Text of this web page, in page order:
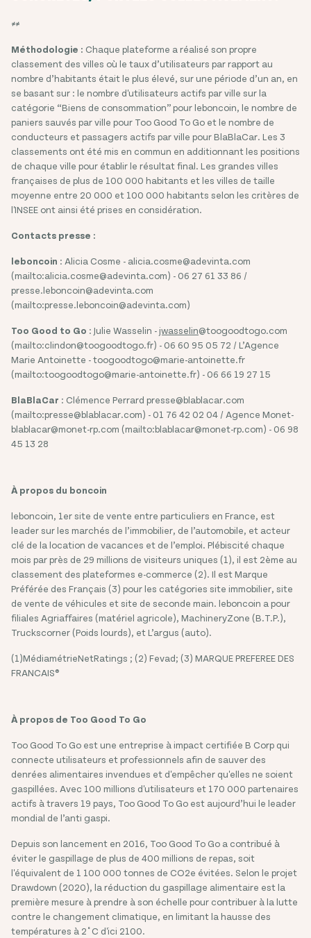
≠≠
Méthodologie : Chaque plateforme a réalisé son propre
classement des villes où le taux d’utilisateurs par rapport au
nombre d’habitants était le plus élevé, sur une période d’un an, en
se basant sur : le nombre d'utilisateurs actifs par ville sur la
catégorie “Biens de consommation” pour leboncoin, le nombre de
paniers sauvés par ville pour Too Good To Go et le nombre de
conducteurs et passagers actifs par ville pour BlaBlaCar. Les 3
classements ont été mis en commun en additionnant les positions
de chaque ville pour établir le résultat final. Les grandes villes
françaises de plus de 100 000 habitants et les villes de taille
moyenne entre 20 000 et 100 000 habitants selon les critères de
l'INSEE ont ainsi été prises en considération.
Contacts presse :
leboncoin : Alicia Cosme - alicia.cosme@adevinta.com
(mailto:alicia.cosme@adevinta.com) - 06 27 61 33 86 /
presse.leboncoin@adevinta.com
(mailto:presse.leboncoin@adevinta.com)
Too Good to Go : Julie Wasselin -jwasselin@toogoodtogo.com
(mailto:clindon@toogoodtogo.fr) - 06 60 95 05 72 / L’Agence
Marie Antoinette - toogoodtogo@marie-antoinette.fr
(mailto:toogoodtogo@marie-antoinette.fr) - 06 66 19 27 15
BlaBlaCar : Clémence Perrard presse@blablacar.com
(mailto:presse@blablacar.com) - 01 76 42 02 04 / Agence Monet-
blablacar@monet-rp.com (mailto:blablacar@monet-rp.com) - 06 98
45 13 28
À propos du boncoin
leboncoin, 1er site de vente entre particuliers en France, est
leader sur les marchés de l’immobilier, de l’automobile, et acteur
clé de la location de vacances et de l’emploi. Plébiscité chaque
mois par près de 29 millions de visiteurs uniques (1), il est 2ème au
classement des plateformes e-commerce (2). Il est Marque
Préférée des Français (3) pour les catégories site immobilier, site
de vente de véhicules et site de seconde main. leboncoin a pour
filiales Agriaffaires (matériel agricole), MachineryZone (B.T.P.),
Truckscorner (Poids lourds), et L’argus (auto).
(1)MédiamétrieNetRatings ; (2) Fevad; (3) MARQUE PREFEREE DES
FRANCAIS®
À propos de Too Good To Go
Too Good To Go est une entreprise à impact certifiée B Corp qui
connecte utilisateurs et professionnels afin de sauver des
denrées alimentaires invendues et d'empêcher qu'elles ne soient
gaspillées. Avec 100 millions d'utilisateurs et 170 000 partenaires
actifs à travers 19 pays, Too Good To Go est aujourd’hui le leader
mondial de l’anti gaspi.
Depuis son lancement en 2016, Too Good To Go a contribué à
éviter le gaspillage de plus de 400 millions de repas, soit
l'équivalent de 1 100 000 tonnes de CO2e évitées. Selon le projet
Drawdown (2020), la réduction du gaspillage alimentaire est la
première mesure à prendre à son échelle pour contribuer à la lutte
contre le changement climatique, en limitant la hausse des
températures à 2˚C d'ici 2100.